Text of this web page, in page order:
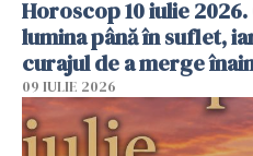
Horoscop 10 iulie
lumina până în suflet,
curajul de a merge
09 IULIE 2026